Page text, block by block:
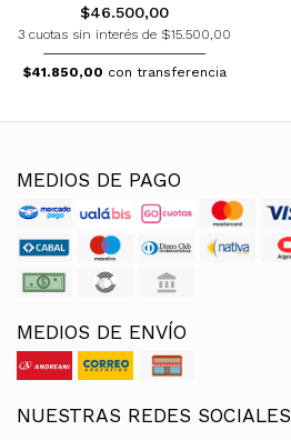
$46.500,00
3 cuotas sin interés de $15.500,00
$41.850,00 con transferencia
MEDIOS DE PAGO
MEDIOS DE ENVÍO
NUESTRAS REDES SOCIALES